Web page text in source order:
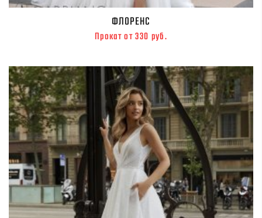
ФЛОРЕНС
Прокат от 330 руб.